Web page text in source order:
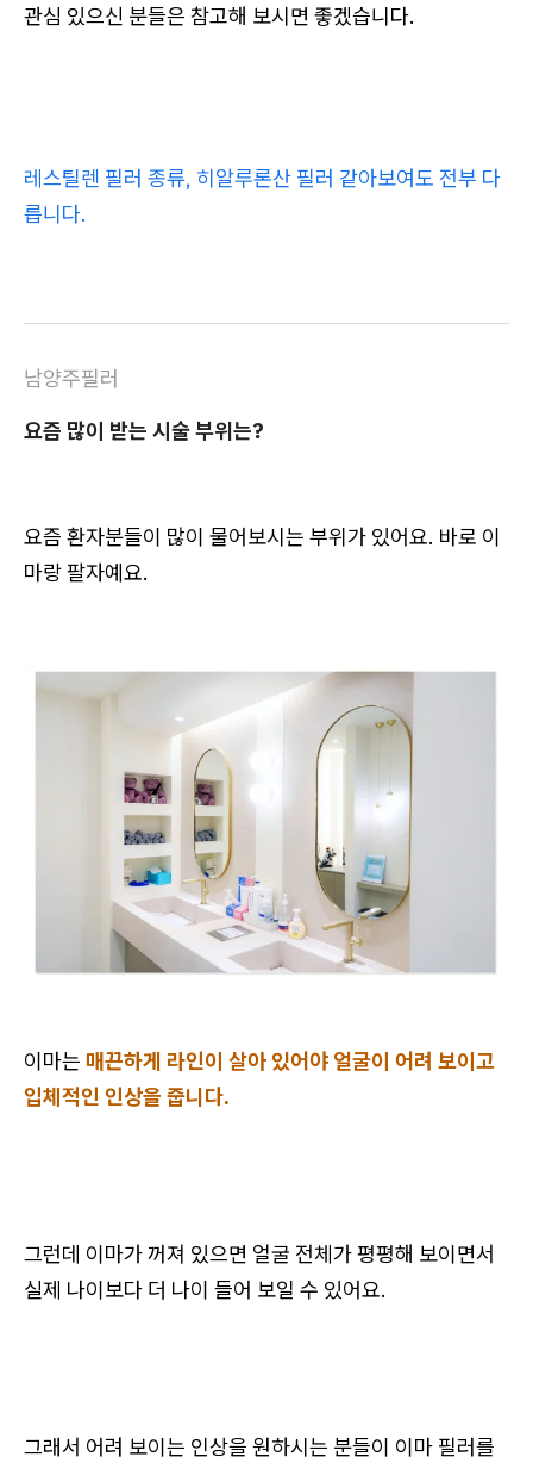
관심 있으신 분들은 참고해 보시면 좋겠습니다.
레스틸렌 필러 종류, 히알루론산 필러 같아보여도 전부 다
릅니다.
남양주필러
요즘 많이 받는 시술 부위는?
요즘 환자분들이 많이 물어보시는 부위가 있어요. 바로 이
마랑 팔자예요.
이마는 매끈하게 라인이 살아 있어야 얼굴이 어려 보이고
입체적인 인상을 줍니다.
그런데 이마가 꺼져 있으면 얼굴 전체가 평평해 보이면서
실제 나이보다 더 나이 들어 보일 수 있어요.
그래서 어려 보이는 인상을 원하시는 분들이 이마 필러를